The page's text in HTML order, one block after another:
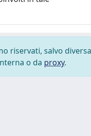
riservati, salvo
o da proxy.